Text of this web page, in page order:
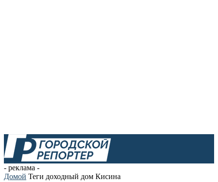
- реклама -
Домой Теги доходный дом Кисина